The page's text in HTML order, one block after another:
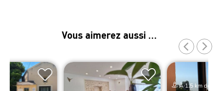
Vous aimerez aussi …
À 1.5 km de